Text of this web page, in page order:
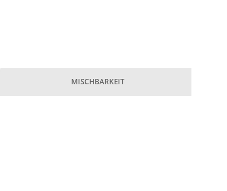
MISCHBARKEIT